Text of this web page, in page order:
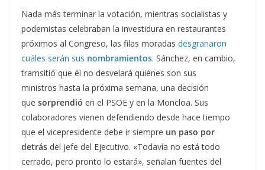
Nada más terminar la votación, mientras socialistas y
podemistas celebraban la investidura en restaurantes
próximos al Congreso, las filas moradas desgranaron
cuáles serán sus nombramientos. Sánchez, en cambio,
tramsitió que él no desvelará quiénes son sus
ministros hasta la próxima semana, una decisión
que sorprendió en el PSOE y en la Moncloa. Sus
colaboradores vienen defendiendo desde hace tiempo
que el vicepresidente debe ir siempre un paso por
detrás del jefe del Ejecutivo. «Todavía no está todo
cerrado, pero pronto lo estará», señalan fuentes del